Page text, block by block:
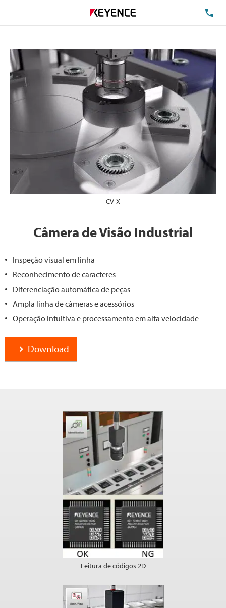
CV-X
Câmera de Visão Industrial
Inspeção visual em linha
Reconhecimento de caracteres
Diferenciação automática de peças
Ampla linha de câmeras e acessórios
Operação intuitiva e processamento em alta velocidade
Download
Leitura de códigos 2D